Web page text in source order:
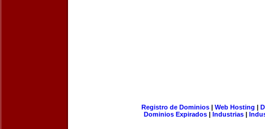
Registro de Dominios| Web Hosting |
Dominios Expirados | Industrias |